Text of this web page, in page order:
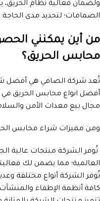
ولضمان فعالية نظام الحريق،
الصمامات؛ لتحديد مدى الحاجة
من أين يمكنني
محابس الحريق؟
تُعد شركة الصافي هي أفضل
أفضل انواع محابس الحريق في
مجال بيع معدات الأمن
ومن مميزات شراء محابس
تُوفر الشركة منتجات عالية
العالمية؛ مما يضمن لك
تُوفر الشركة أنواع مختلفة
كافة أنظمة الإطفاء